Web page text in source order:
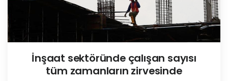
İnşaat sektöründe çalışan sayısı
tüm zamanların zirvesinde